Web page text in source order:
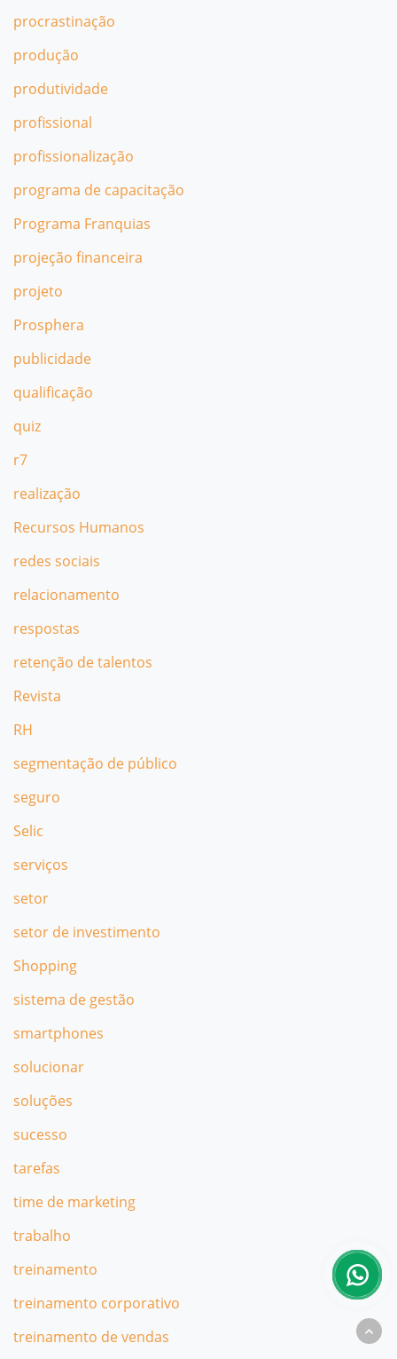
procrastinação
produção
produtividade
profissional
profissionalização
programa de capacitação
Programa Franquias
projeção financeira
projeto
Prosphera
publicidade
qualificação
quiz
r7
realização
Recursos Humanos
redes sociais
relacionamento
respostas
retenção de talentos
Revista
RH
segmentação de público
seguro
Selic
serviços
setor
setor de investimento
Shopping
sistema de gestão
smartphones
solucionar
soluções
sucesso
tarefas
time de marketing
trabalho
treinamento
treinamento corporativo
treinamento de vendas